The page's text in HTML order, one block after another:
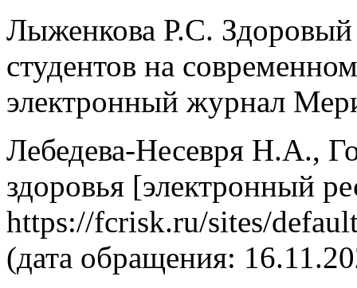
Лыженкова Р.С.
студентов на
электронный журнал
Лебедева-Несевря Н.А.,
здоровья [электронный
https://fcrisk.ru/sites/
(дата обращения: